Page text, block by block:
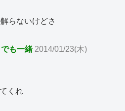
らないけどさ
も一緒 2014/01/23(木)
くれ